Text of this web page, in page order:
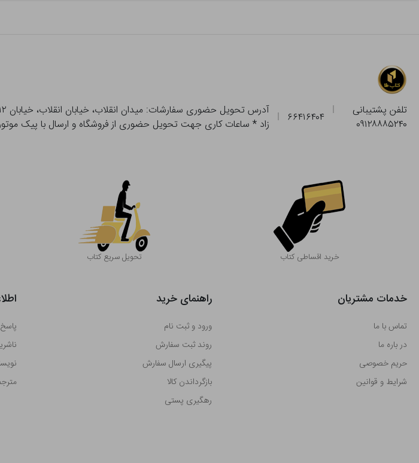
تلفن پشتیبانی
۰۹۱۲۸۸۸۵۲۴۰
۶۶۴۱۶۴۰۴
زاد * ساعات کاری جهت تحویل حضوری از فروشگاه و ارسال با پیک موتوری: از ۹ صبح الی ۱۶ عصر و
خرید اقساطی کتاب تحویل سریع کتاب
بصورت حضوری از آدرس تحویل حضوری سفارش خود را بدون هیچ هزینه ای تحویل بگیرید.
خدمات مشتریان
تماس با ما
در باره ما
حریم خصوصی
شرایط و قوانین
راهنمای خرید
ورود و ثبت نام
روند ثبت سفارش
پیگیری ارسال سفارش
بازگرداندن کالا
رهگیری پستی